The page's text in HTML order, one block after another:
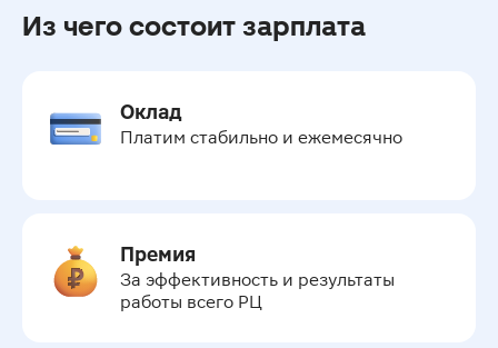
Из чего состоит зарплата
Оклад
Платим стабильно и ежемесячно
Премия
За эффективность и результаты
работы всего РЦ